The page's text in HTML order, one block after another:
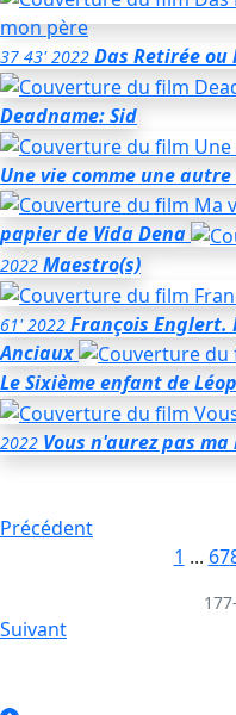
37 43' 2022 Das Retirée
Deadname: Sid
Une vie comme une autre
papierde Vida Dena
2022 Maestro(s)
61' 2022 François Englert.
Anciaux
Le Sixième enfantde
2022 Vous n'aurez pas
Précédent
1 ... 67
Suivant